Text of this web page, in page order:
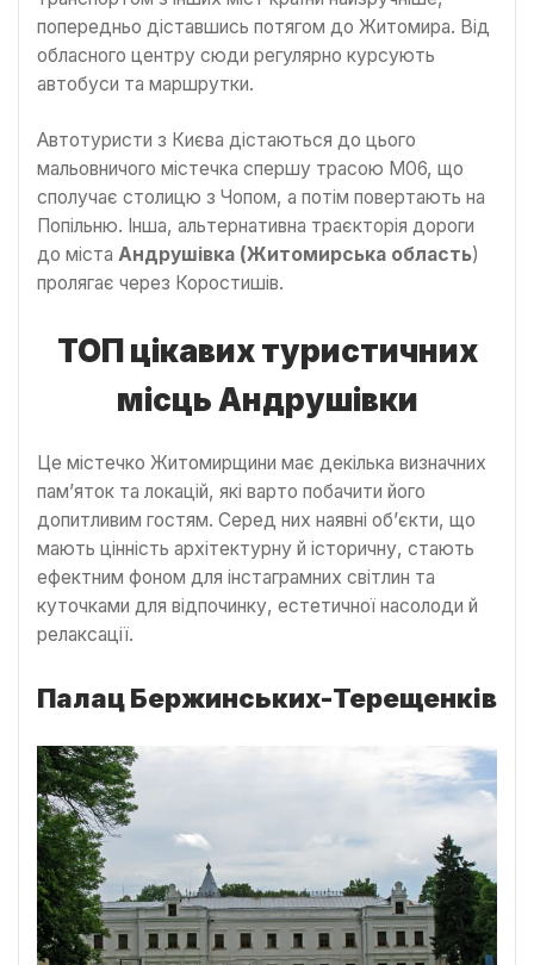
попередньо діставшись потягом до Житомира. Від
обласного центру сюди регулярно курсують
автобуси та маршрутки.
Автотуристи з Києва дістаються до цього
мальовничого містечка спершу трасою М06, що
сполучає столицю з Чопом, а потім повертають на
Попільню. Інша, альтернативна траєкторія дороги
до міста Андрушівка (Житомирська область)
пролягає через Коростишів.
ТОП цікавих туристичних
місць Андрушівки
Це містечко Житомирщини має декілька визначних
пам’яток та локацій, які варто побачити його
допитливим гостям. Серед них наявні об’єкти, що
мають цінність архітектурну й історичну, стають
ефектним фоном для інстаграмних світлин та
куточками для відпочинку, естетичної насолоди й
релаксації.
Палац Бержинських-Терещенків